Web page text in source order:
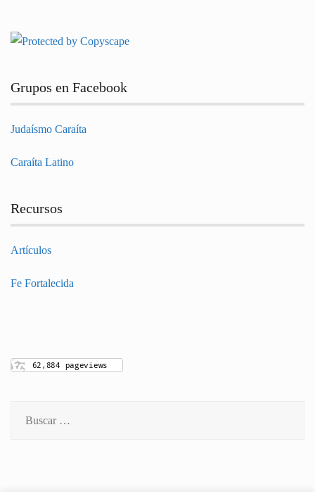
Grupos en Facebook
Judaísmo Caraíta
Caraíta Latino
Recursos
Artículos
Fe Fortalecida